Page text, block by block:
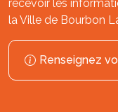
recevoir les
la Ville de Bourbon
Renseignez